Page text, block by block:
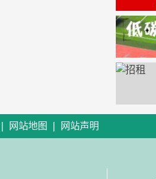
网站地图 网站声明